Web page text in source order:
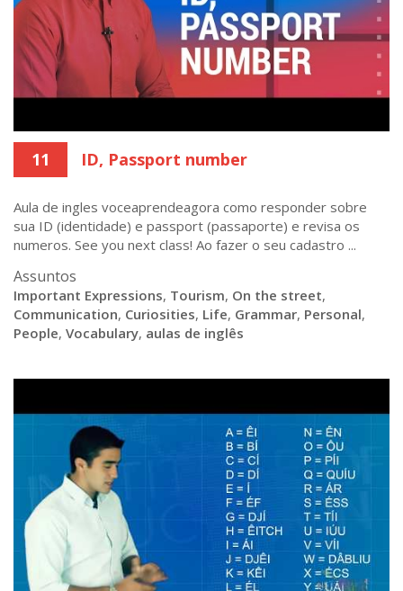
11 ID, Passport number
Aula de ingles voceaprendeagora como responder sobre
sua ID (identidade) e passport (passaporte) e revisa os
numeros. See you next class! Ao fazer o seu cadastro ...
Assuntos
Important Expressions, Tourism, On the street,
Communication, Curiosities, Life, Grammar, Personal,
People, Vocabulary, aulas de inglês